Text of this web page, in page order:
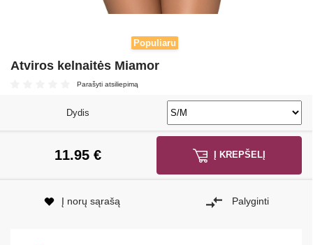
Populiaru
Atviros kelnaitės Miamor
Parašyti atsiliepimą
Dydis
11.95 € Į KREPŠELĮ
Į norų sąrašą Palyginti